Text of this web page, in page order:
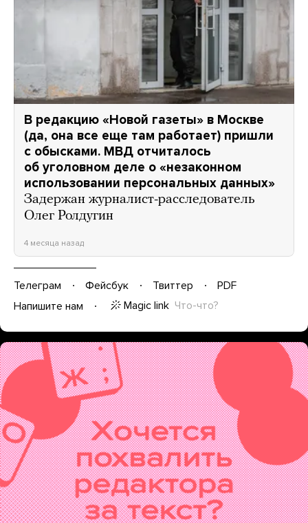
В редакцию «Новой газеты» в Москве
(да, она все еще там работает) пришли
с обысками. МВД отчиталось
об уголовном деле о «незаконном
использовании персональных данных»
Задержан журналист-расследователь
Олег Ролдугин
4 месяца назад
Телеграм Фейсбук Твиттер
PDF
Напишите нам
Magic link Что-что?